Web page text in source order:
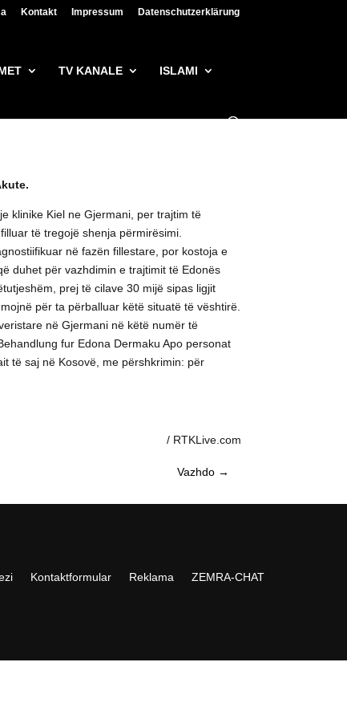
Kontakt Impressum Datenschutzerklärung
TV KANALE ISLAMI
klinike Kiel ne Gjermani, per trajtim të
të tregojë shenja përmirësimi.
në fazën fillestare, por kostoja e
duhet për vazhdimin e trajtimit të Edonës
prej të cilave 30 mijë sipas ligjit
për ta përballuar këtë situatë të vështirë.
në Gjermani në këtë numër të
fur Edona Dermaku Apo personat
të saj në Kosovë, me përshkrimin: për
/ RTKLive.com
Vazhdo →
Kontaktformular Reklama ZEMRA-CHAT